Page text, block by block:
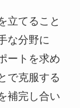
立てること
な分野に
ートを求め
で克服する
補完し合い